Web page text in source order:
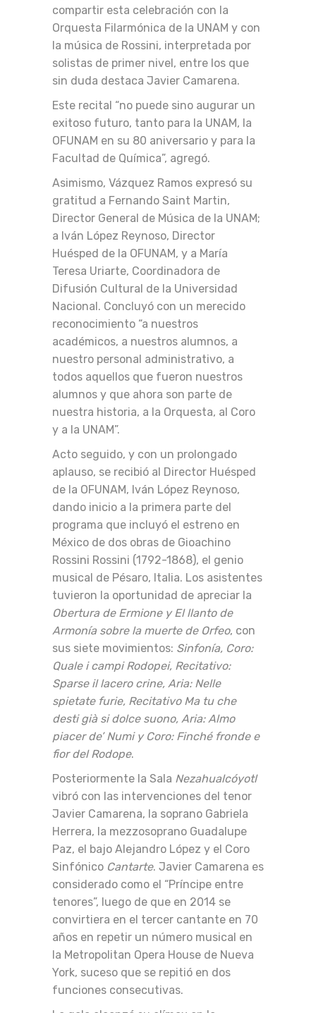
compartir esta celebración con la
Orquesta Filarmónica de la UNAM y con
la música de Rossini, interpretada por
solistas de primer nivel, entre los que
sin duda destaca Javier Camarena.
Este recital “no puede sino augurar un
exitoso futuro, tanto para la UNAM, la
OFUNAM en su 80 aniversario y para la
Facultad de Química”, agregó.
Asimismo, Vázquez Ramos expresó su
gratitud a Fernando Saint Martin,
Director General de Música de la UNAM;
a Iván López Reynoso, Director
Huésped de la OFUNAM, y a María
Teresa Uriarte, Coordinadora de
Difusión Cultural de la Universidad
Nacional. Concluyó con un merecido
reconocimiento “a nuestros
académicos, a nuestros alumnos, a
nuestro personal administrativo, a
todos aquellos que fueron nuestros
alumnos y que ahora son parte de
nuestra historia, a la Orquesta, al Coro
y a la UNAM”.
Acto seguido, y con un prolongado
aplauso, se recibió al Director Huésped
de la OFUNAM, Iván López Reynoso,
dando inicio a la primera parte del
programa que incluyó el estreno en
México de dos obras de Gioachino
Rossini Rossini (1792-1868), el genio
musical de Pésaro, Italia. Los asistentes
tuvieron la oportunidad de apreciar la
Obertura de Ermione y El llanto de
Armonía sobre la muerte de Orfeo, con
sus siete movimientos: Sinfonía, Coro:
Quale i campi Rodopei, Recitativo:
Sparse il lacero crine, Aria: Nelle
spietate furie, Recitativo Ma tu che
desti già si dolce suono, Aria: Almo
piacer de’ Numi y Coro: Finché fronde e
fior del Rodope.
Posteriormente la Sala Nezahualcóyotl
vibró con las intervenciones del tenor
Javier Camarena, la soprano Gabriela
Herrera, la mezzosoprano Guadalupe
Paz, el bajo Alejandro López y el Coro
Sinfónico Cantarte. Javier Camarena es
considerado como el “Príncipe entre
tenores”, luego de que en 2014 se
convirtiera en el tercer cantante en 70
años en repetir un número musical en
la Metropolitan Opera House de Nueva
York, suceso que se repitió en dos
funciones consecutivas.